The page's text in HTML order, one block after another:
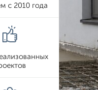
с 2010 года